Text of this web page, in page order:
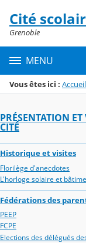
Menu de la
Contenu
Cité
Grenoble
MENU
Vous êtes ici : Accueil
PRÉSENTATION
CITÉ
Historique et visites
Florilège d'anecdotes
L'horloge solaire et
Fédérations des
PEEP
FCPE
Elections des délégués